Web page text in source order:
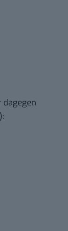
dagegen